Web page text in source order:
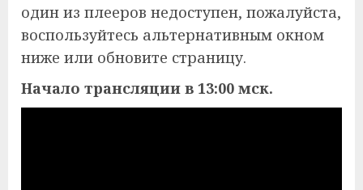
один из плееров недоступен, пожалуйста,
воспользуйтесь альтернативным окном
ниже или обновите страницу.
Начало трансляции в 13:00 мск.